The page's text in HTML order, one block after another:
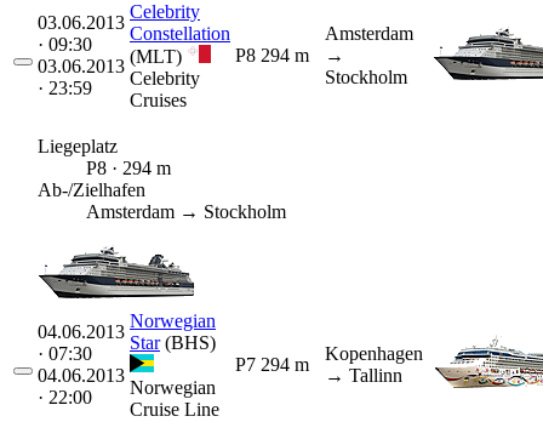
03.06.2013
· 09:30
03.06.2013
· 23:59
Celebrity
Constellation
(MLT)
Celebrity
Cruises
P8 294 m
Amsterdam
→
Stockholm
Liegeplatz
P8 · 294 m
Ab-/Zielhafen
Amsterdam → Stockholm
04.06.2013
· 07:30
04.06.2013
· 22:00
Norwegian
Star (BHS)
Norwegian
Cruise Line
P7 294 m
Kopenhagen
→ Tallinn